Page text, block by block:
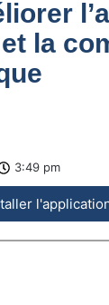
et la
3:49 pm